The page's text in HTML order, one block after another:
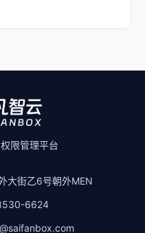
限管理平台
大街乙6号朝外MEN
6624